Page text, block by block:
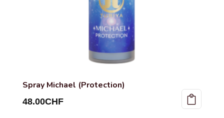
Spray Michael (Protection)
48.00CHF